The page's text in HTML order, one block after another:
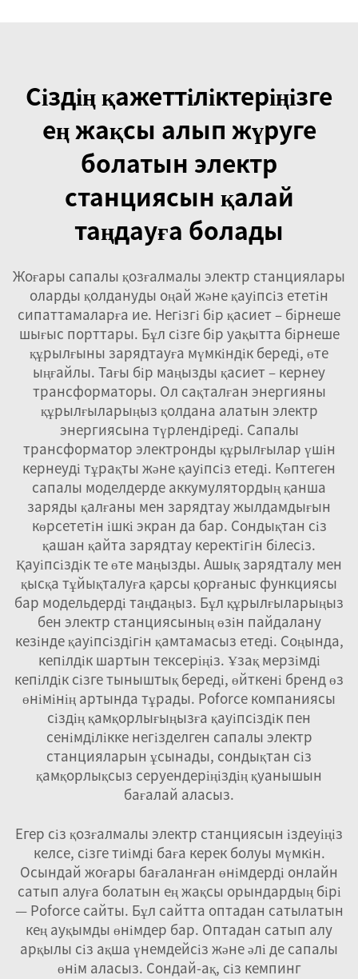
Сіздің қажеттіліктеріңізге
ең жақсы алып жүруге
болатын электр
станциясын қалай
таңдауға болады
Жоғары сапалы қозғалмалы электр станциялары
оларды қолдануды оңай және қауіпсіз ететін
сипаттамаларға ие. Негізгі бір қасиет – бірнеше
шығыс порттары. Бұл сізге бір уақытта бірнеше
құрылғыны зарядтауға мүмкіндік береді, өте
ыңғайлы. Тағы бір маңызды қасиет – кернеу
трансформаторы. Ол сақталған энергияны
құрылғыларыңыз қолдана алатын электр
энергиясына түрлендіреді. Сапалы
трансформатор электронды құрылғылар үшін
кернеуді тұрақты және қауіпсіз етеді. Көптеген
сапалы моделдерде аккумулятордың қанша
заряды қалғаны мен зарядтау жылдамдығын
көрсететін ішкі экран да бар. Сондықтан сіз
қашан қайта зарядтау керектігін білесіз.
Қауіпсіздік те өте маңызды. Ашық зарядталу мен
қысқа тұйықталуға қарсы қорғаныс функциясы
бар модельдерді таңдаңыз. Бұл құрылғыларыңыз
бен электр станциясының өзін пайдалану
кезінде қауіпсіздігін қамтамасыз етеді. Соңында,
кепілдік шартын тексеріңіз. Ұзақ мерзімді
кепілдік сізге тыныштық береді, өйткені бренд өз
өнімінің артында тұрады. Poforce компаниясы
сіздің қамқорлығыңызға қауіпсіздік пен
сенімділікке негізделген сапалы электр
станцияларын ұсынады, сондықтан сіз
қамқорлықсыз серуендеріңіздің қуанышын
бағалай аласыз.
Егер сіз қозғалмалы электр станциясын іздеуіңіз
келсе, сізге тиімді баға керек болуы мүмкін.
Осындай жоғары бағаланған өнімдерді онлайн
сатып алуға болатын ең жақсы орындардың бірі
— Poforce сайты. Бұл сайтта оптадан сатылатын
кең ауқымды өнімдер бар. Оптадан сатып алу
арқылы сіз ақша үнемдейсіз және әлі де сапалы
өнім аласыз. Сондай-ақ, сіз кемпинг